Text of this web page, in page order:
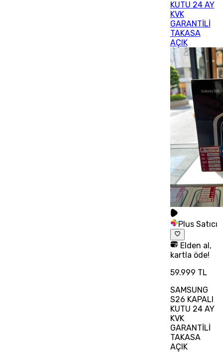
KUTU 24 AY
KVK
GARANTİLİ
TAKASA
AÇIK
Plus Satıcı
Elden al,
kartla öde!
59.999 TL
SAMSUNG
S26 KAPALI
KUTU 24 AY
KVK
GARANTİLİ
TAKASA
AÇIK